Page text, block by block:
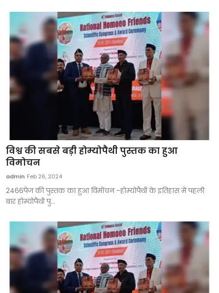
विश्व की सबसे बड़ी होम्योपैथी पुस्तक का हुआ
विमोचन
admin Feb 26, 2024
2466पेज की पुस्तक का हुआ विमोचन -होम्योपैथी के इतिहास में पहली
बार होम्योपैथी पु...